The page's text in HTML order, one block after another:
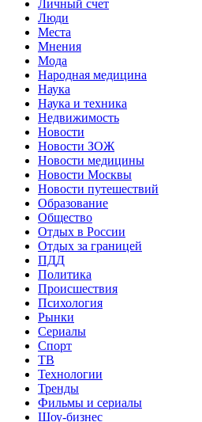
Личный счет
Люди
Места
Мнения
Мода
Народная медицина
Наука
Наука и техника
Недвижимость
Новости
Новости ЗОЖ
Новости медицины
Новости Москвы
Новости путешествий
Образование
Общество
Отдых в России
Отдых за границей
ПДД
Политика
Происшествия
Психология
Рынки
Сериалы
Спорт
ТВ
Технологии
Тренды
Фильмы и сериалы
Шоу-бизнес